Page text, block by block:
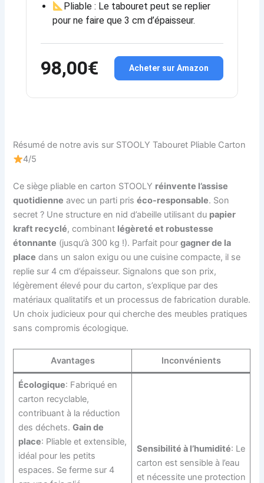
Pliable : Le tabouret peut se replier
pour ne faire que 3 cm d’épaisseur.
98,00€ Acheter sur Amazon
Résumé de notre avis sur STOOLY Tabouret Pliable Carton
4/5
Ce siège pliable en carton STOOLY réinvente l’assise
quotidienne avec un parti priséco-responsable. Son
secret ? Une structure en nid d’abeille utilisant du papier
kraft recyclé, combinant légèreté et robustesse
étonnante (jusqu’à 300 kg !). Parfait pourgagner de la
place dans un salon exigu ou une cuisine compacte, il se
replie sur 4 cm d’épaisseur. Signalons que son prix,
légèrement élevé pour du carton, s’explique par des
matériaux qualitatifs et un processus de fabrication durable.
Un choix judicieux pour qui cherche des meubles pratiques
sans compromis écologique.
Avantages Inconvénients
Écologique: Fabriqué en
carton recyclable,
contribuant à la réduction
des déchets. Gain de
place: Pliable et extensible,
idéal pour les petits
espaces. Se ferme sur 4
Sensibilité à l’humidité: Le
carton est sensible à l’eau
et nécessite une protection